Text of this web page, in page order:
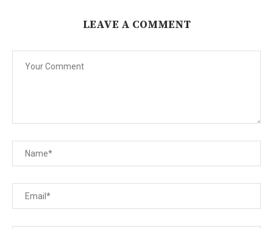
LEAVE A COMMENT